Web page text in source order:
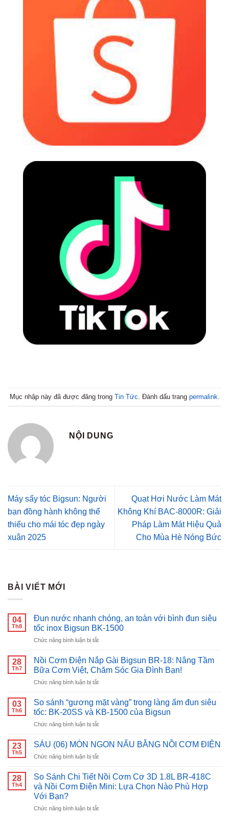
Mục nhập này đã được đăng trong Tin Tức . Đánh dấu trang permalink
NỘI DUNG
Máy sấy tóc Bigsun: Người
bạn đồng hành không thể
thiếu cho mái tóc đẹp ngày
xuân 2025
Quạt Hơi Nước Làm Mát
Không Khí BAC-8000R: Giải
Pháp Làm Mát Hiệu Quả
Cho Mùa Hè Nóng Bức
BÀI VIẾT MỚI
04
Th8
Đun nước nhanh chóng, an toàn với bình đun siêu
tốc inox Bigsun BK-1500
Chức năng bình luận bị tắtở
nước
nhanh
chóng,
an
với
bình
siêu
inox
28
Th7
Nồi Cơm Điện Nắp Gài Bigsun BR-18: Nâng Tầm
Bữa Cơm Việt, Chăm Sóc Gia Đình Bạn!
Chức năng bình luận bị tắtở
Cơm
Điện
Nắp
Gài
BR-
Nâng
Bữa
Cơm
03
Th6
So sánh “gương mặt vàng” trong làng ấm đun siêu
tốc: BK-20SS và KB-1500 của Bigsun
Chức năng bình luận bị tắtở
sánh
mặt
trong
làng
siêu
23
Th5
SÁU (06) MÓN NGON NẤU BẰNG NỒI CƠM ĐIỆN
Chức năng bình luận bị tắtở
(06)
MÓN
NGON
BẰNG
28
Th4
So Sánh Chi Tiết Nồi Cơm Cơ 3D 1.8L BR-418C
và Nồi Cơm Điện Mini: Lựa Chọn Nào Phù Hợp
Với Bạn?
Chức năng bình luận bị tắtở